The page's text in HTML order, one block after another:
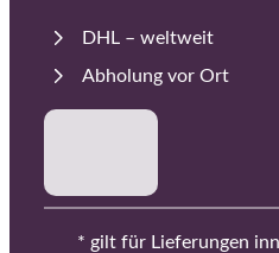
DHL – weltweit
Abholung vor Ort
* gilt für Lieferungen